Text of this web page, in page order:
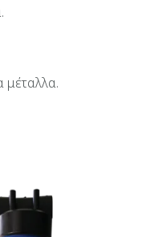
μέταλλα.